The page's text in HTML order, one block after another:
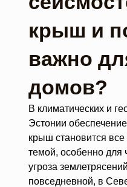
крыш и
важно
домов?
В климатических и
Эстонии обеспечение
крыш становится все
темой, особенно для
угроза
повседневной, в